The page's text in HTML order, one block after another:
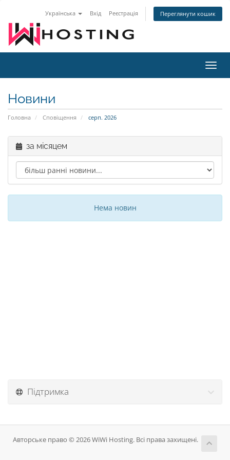
Українська Вхід Реєстрація Переглянути кошик
Новини
Головна Сповіщення серп. 2026
за місяцем
Нема новин
Підтримка
Авторське право © 2026 WiWi Hosting. Всі права захищені.